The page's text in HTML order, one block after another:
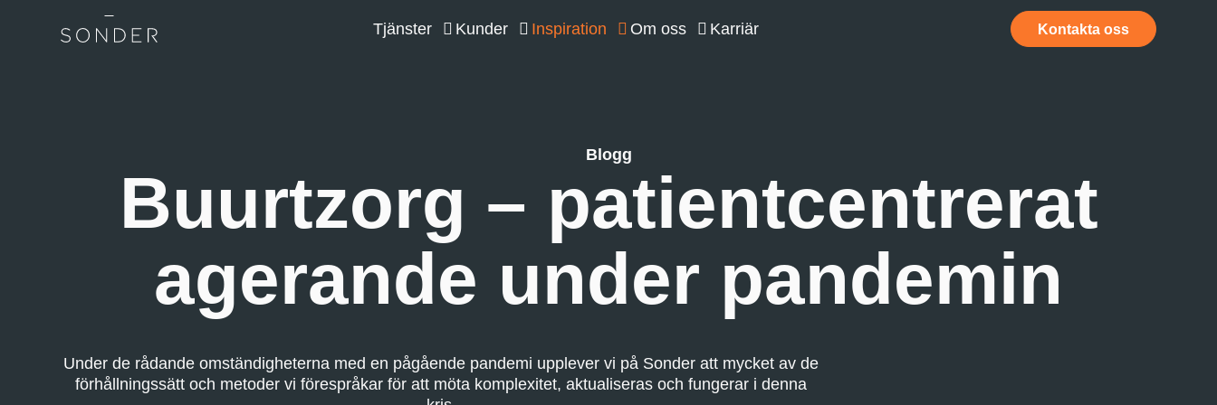
Tjänster Kunder Inspiration Om oss Karriär Kontakta oss
Blogg
Buurtzorg – patientcentrerat
agerande under pandemin
Under de rådande omständigheterna med en pågående pandemi upplever vi på Sonder att mycket av de
förhållningssätt och metoder vi förespråkar för att möta komplexitet, aktualiseras och fungerar i denna